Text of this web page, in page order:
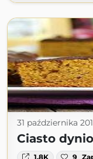
31 października
Ciasto
1.8K 9